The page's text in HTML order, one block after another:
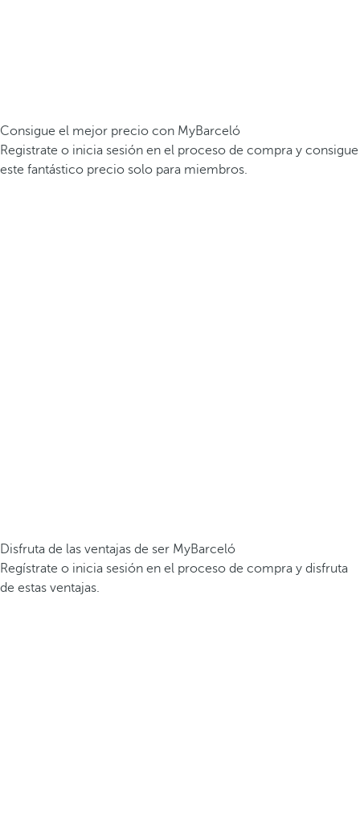
Consigue el mejor precio con MyBarceló
Registrate o inicia sesión en el proceso de compra y consigue
este fantástico precio solo para miembros.
Disfruta de las ventajas de ser MyBarceló
Regístrate o inicia sesión en el proceso de compra y disfruta
de estas ventajas.